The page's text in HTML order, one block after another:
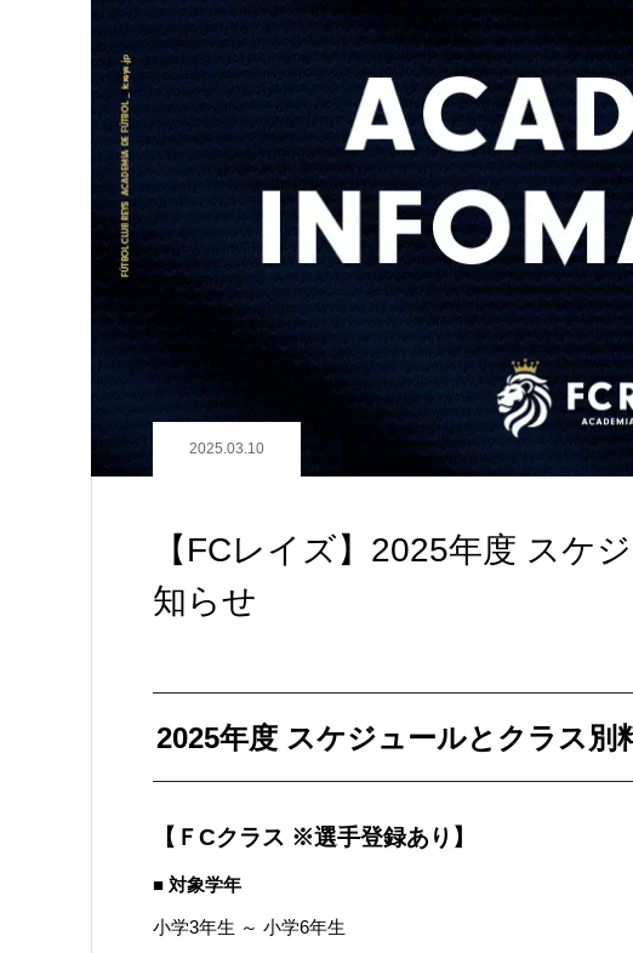
2025.03.10
【FCレイズ】2025年度 スケ
知らせ
2025年度 スケジュールとクラス別
【ＦCクラス ※選手登録あり】
■ 対象学年
小学3年生 ～ 小学6年生